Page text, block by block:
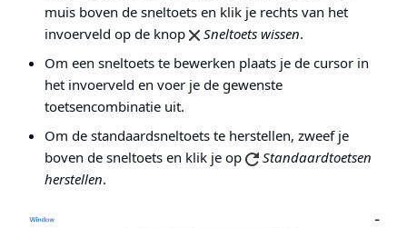
muis boven de sneltoets en klik je rechts van het
invoerveld op de knop
Sneltoets wissen.
Om een sneltoets te bewerken plaats je de cursor in
het invoerveld en voer je de gewenste
toetsencombinatie uit.
Om de standaardsneltoets te herstellen, zweef je
boven de sneltoets en klik je op
Standaardtoetsen
herstellen.